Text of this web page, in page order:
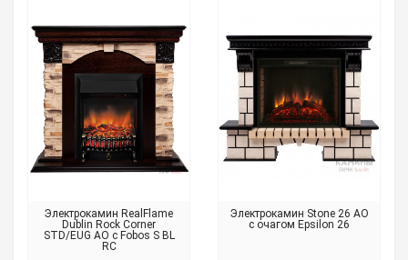
Электрокамин RealFlame
Dublin Rock Corner
STD/EUG AO с Fobos S BL
RC
Электрокамин Stone 26 AO
с очагом Epsilon 26